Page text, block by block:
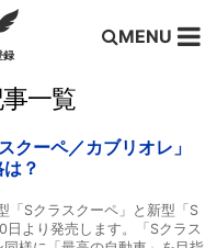
録
MENU
一覧
クーペ／カブリオレ」
？
「Sクラスクーペ」と新型「S
より発売します。「Sクラス